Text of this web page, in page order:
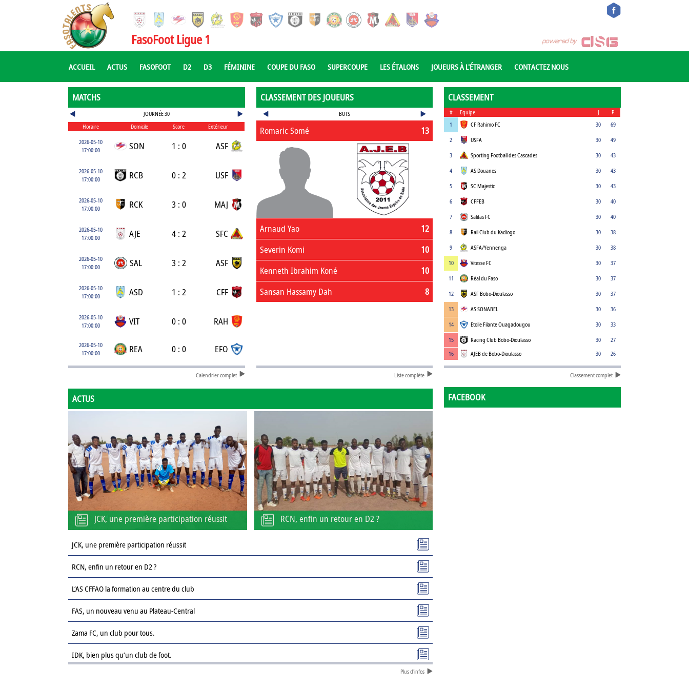
FasoFoot Ligue 1
ACCUEIL ACTUS FASOFOOT D2 D3 FÉMININE COUPE DU FASO SUPERCOUPE LES ÉTALONS JOUEURS À L'ÉTRANGER CONTACTEZ NOUS
MATCHS
JOURNÉE 30
Horaire
Domicile Score
Extérieur
2026-05-10
17:00:00
SON 1 : 0 ASF
2026-05-10
17:00:00
RCB 0 : 2 USF
2026-05-10
17:00:00
RCK 3 : 0 MAJ
2026-05-10
17:00:00
AJE 4 : 2 SFC
2026-05-10
17:00:00
SAL 3 : 2 ASF
2026-05-10
17:00:00
ASD 1 : 2 CFF
2026-05-10
17:00:00
VIT 0 : 0 RAH
2026-05-10
17:00:00
REA 0 : 0 EFO
Calendrier complet
CLASSEMENT DES JOUEURS
BUTS
13
Romaric Somé
12
Arnaud Yao
10
Severin Komi
10
Kenneth Ibrahim Koné
8
Sansan Hassamy Dah
Liste complète
CLASSEMENT
# Equipe J
P
1
CF Rahimo FC 30
69
2
USFA 30
49
3
Sporting Football des Cascades 30
43
4
AS Douanes 30
43
5
SC Majestic 30
43
6
CFFEB 30
40
7
Salitas FC 30
40
8
Rail Club du Kadiogo 30
38
9
ASFA/Yennenga 30
38
10
Vitesse FC 30
37
11
Réal du Faso 30
37
12
ASF Bobo-Dioulasso 30
37
13
AS SONABEL 30
36
14
Etoile Filante Ouagadougou 30
33
15
Racing Club Bobo-Dioulasso 30
27
16
AJEB de Bobo-Dioulasso 30 26
Classement complet
ACTUS
JCK, une première participation réussit RCN, enfin un retour en D2 ?
JCK, une première participation réussit
RCN, enfin un retour en D2 ?
L’AS CFFAO la formation au centre du club
FAS, un nouveau venu au Plateau-Central
Zama FC, un club pour tous.
IDK, bien plus qu’un club de foot.
Plus d'infos
FACEBOOK